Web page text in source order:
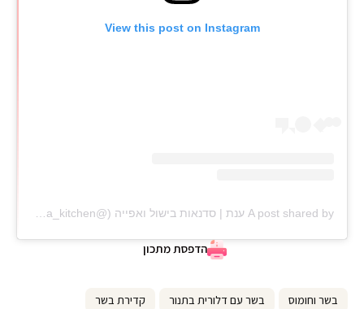
View this post on Instagram
הדפסת מתכון
בשר וחומוס בשר עם דלורית בתנור קדירת בשר